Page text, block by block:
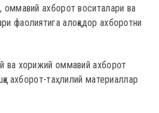
оммавий ахборот воситалари ва
фаолиятига алоқадор ахборотни
ва хорижий оммавий ахборот
ахборот-таҳлилий материаллар